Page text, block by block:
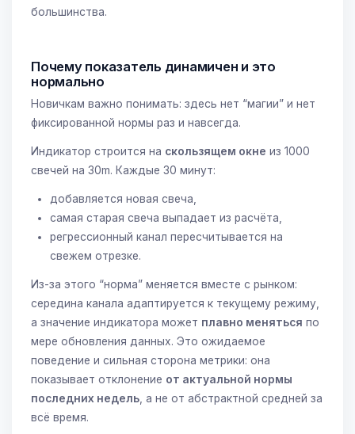
большинства.
Почему показатель динамичен и это
нормально
Новичкам важно понимать: здесь нет “магии” и нет
фиксированной нормы раз и навсегда.
Индикатор строится на скользящем окне из 1000
свечей на 30m. Каждые 30 минут:
добавляется новая свеча,
самая старая свеча выпадает из расчёта,
регрессионный канал пересчитывается на
свежем отрезке.
Из-за этого “норма” меняется вместе с рынком:
середина канала адаптируется к текущему режиму,
а значение индикатора может плавно меняться по
мере обновления данных. Это ожидаемое
поведение и сильная сторона метрики: она
показывает отклонение от актуальной нормы
последних недель , а не от абстрактной средней за
всё время.